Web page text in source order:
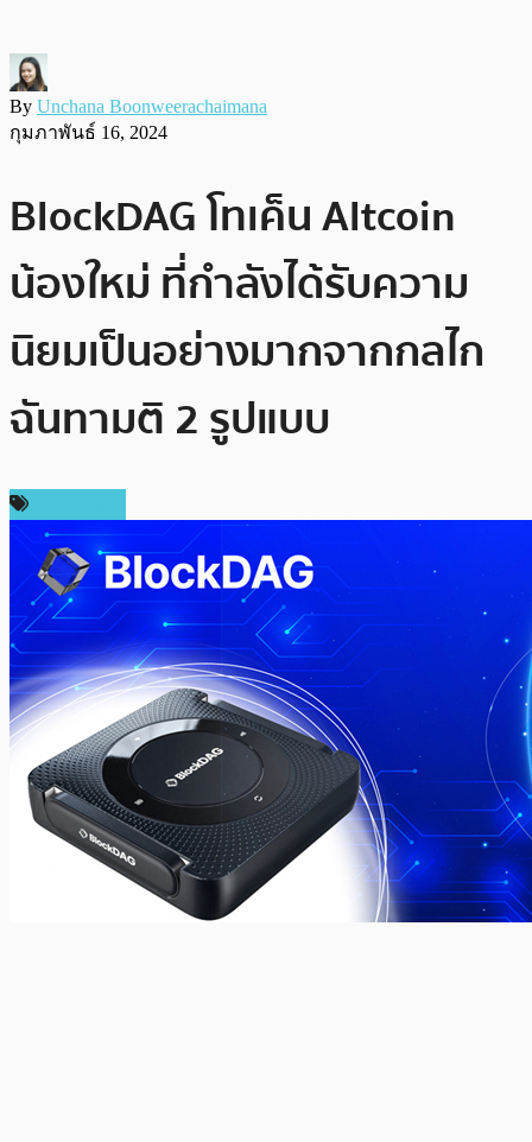
By Unchana Boonweerachaimana
กุมภาพันธ์ 16, 2024
BlockDAG โทเค็น Altcoin
น้องใหม่ ที่กำลังได้รับความ
นิยมเป็นอย่างมากจากกลไก
ฉันทามติ 2 รูปแบบ